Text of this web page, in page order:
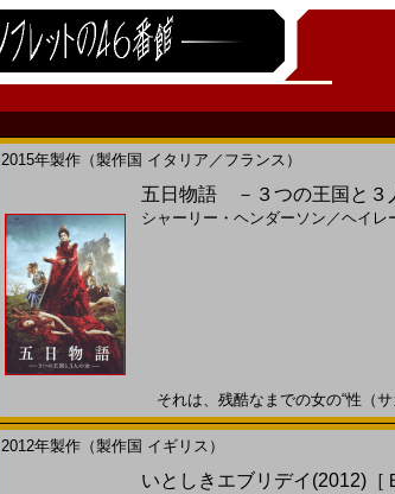
2015年製作（製作国 イタリア／フランス）
五日物語 －３つの王国と３
シャーリー・ヘンダーソン ／ヘイレ
それは、残酷なまでの女の“性（
2012年製作（製作国 イギリス）
いとしきエブリデイ(2012)［